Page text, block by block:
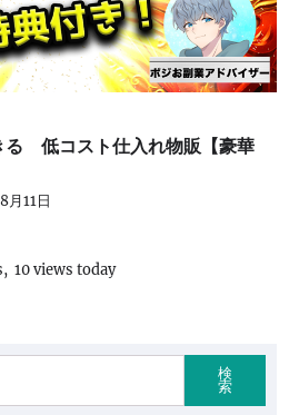
る 低コスト仕入れ物販【豪華
月11日
10 views today
検
索